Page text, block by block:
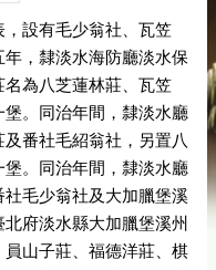
設有毛少翁社、瓦笠
，隸淡水海防廳淡水保
為八芝蓮林莊、瓦笠
。同治年間，隸淡水廳
番社毛紹翁社，另置八
。同治年間，隸淡水廳
毛少翁社及大加臘堡溪
府淡水縣大加臘堡溪州
山子莊、福德洋莊、棋